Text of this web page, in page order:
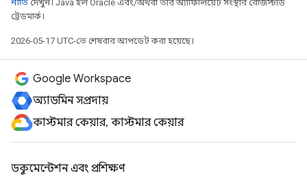
নীতি দেখুন। Java হল Oracle এবং/অথবা তার অ্যাফিলিয়েট সংস্থার রেজিস্টার্ড
ট্রেডমার্ক।
2026-05-17 UTC-তে শেষবার আপডেট করা হয়েছে।
Google Workspace
অ্যাডমিন সম্প্রদায়
কাস্টমার কেয়ার, কাস্টমার কেয়ার
ডকুমেন্টেশন এবং প্রশিক্ষণ